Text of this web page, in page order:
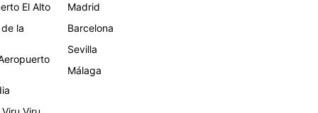
El Alto
la
Madrid
Barcelona
Sevilla
Málaga